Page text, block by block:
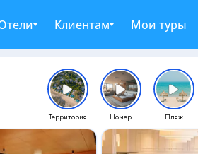
Клиентам Мои туры
Территория Номер Пляж